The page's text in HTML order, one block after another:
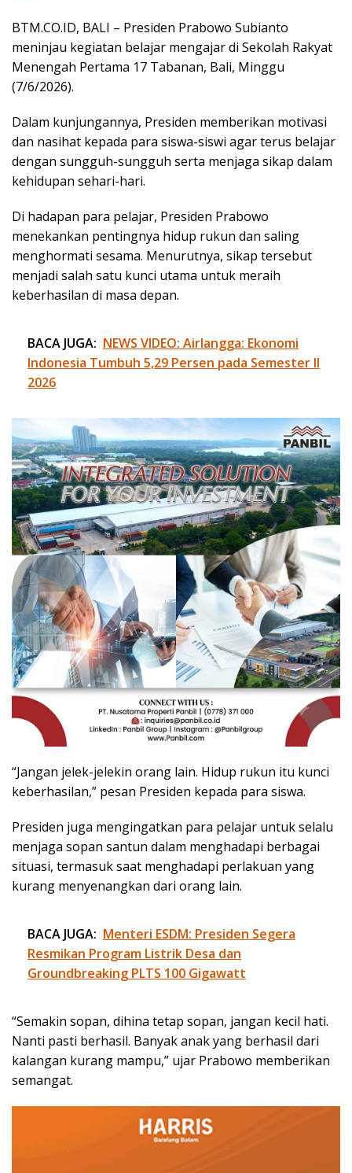
BTM.CO.ID, BALI – Presiden Prabowo Subianto
meninjau kegiatan belajar mengajar di Sekolah Rakyat
Menengah Pertama 17 Tabanan, Bali, Minggu
(7/6/2026).
Dalam kunjungannya, Presiden memberikan motivasi
dan nasihat kepada para siswa-siswi agar terus belajar
dengan sungguh-sungguh serta menjaga sikap dalam
kehidupan sehari-hari.
Di hadapan para pelajar, Presiden Prabowo
menekankan pentingnya hidup rukun dan saling
menghormati sesama. Menurutnya, sikap tersebut
menjadi salah satu kunci utama untuk meraih
keberhasilan di masa depan.
BACA JUGA: NEWS VIDEO: Airlangga: Ekonomi
Indonesia Tumbuh 5,29 Persen pada Semester II
2026
“Jangan jelek-jelekin orang lain. Hidup rukun itu kunci
keberhasilan,” pesan Presiden kepada para siswa.
Presiden juga mengingatkan para pelajar untuk selalu
menjaga sopan santun dalam menghadapi berbagai
situasi, termasuk saat menghadapi perlakuan yang
kurang menyenangkan dari orang lain.
BACA JUGA: Menteri ESDM: Presiden Segera
Resmikan Program Listrik Desa dan
Groundbreaking PLTS 100 Gigawatt
“Semakin sopan, dihina tetap sopan, jangan kecil hati.
Nanti pasti berhasil. Banyak anak yang berhasil dari
kalangan kurang mampu,” ujar Prabowo memberikan
semangat.